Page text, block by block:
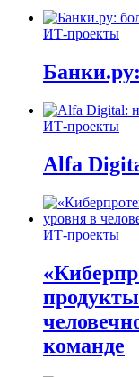
ИТ-проекты
ИТ-проекты
Alfa
ИТ-проекты
команде